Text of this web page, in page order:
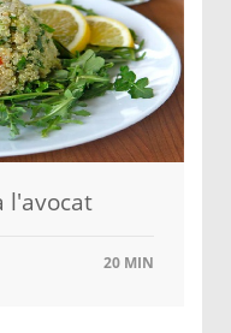
l'avocat
20 MIN